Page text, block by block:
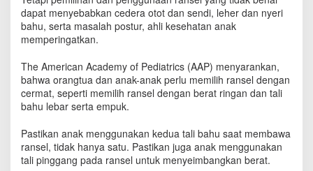
e
g
a
e
d
e
r
L
e
h
dapat menyebabkan cedera otot dan sendi, leher dan nyeri
bahu, serta masalah postur, ahli kesehatan anak
memperingatkan.
The American Academy of Pediatrics (AAP) menyarankan,
bahwa orangtua dan anak-anak perlu memilih ransel dengan
cermat, seperti memilih ransel dengan berat ringan dan tali
bahu lebar serta empuk.
Pastikan anak menggunakan kedua tali bahu saat membawa
ransel, tidak hanya satu. Pastikan juga anak menggunakan
tali pinggang pada ransel untuk menyeimbangkan berat.